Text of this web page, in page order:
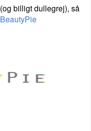
billigt dullegrej), så
BeautyPie